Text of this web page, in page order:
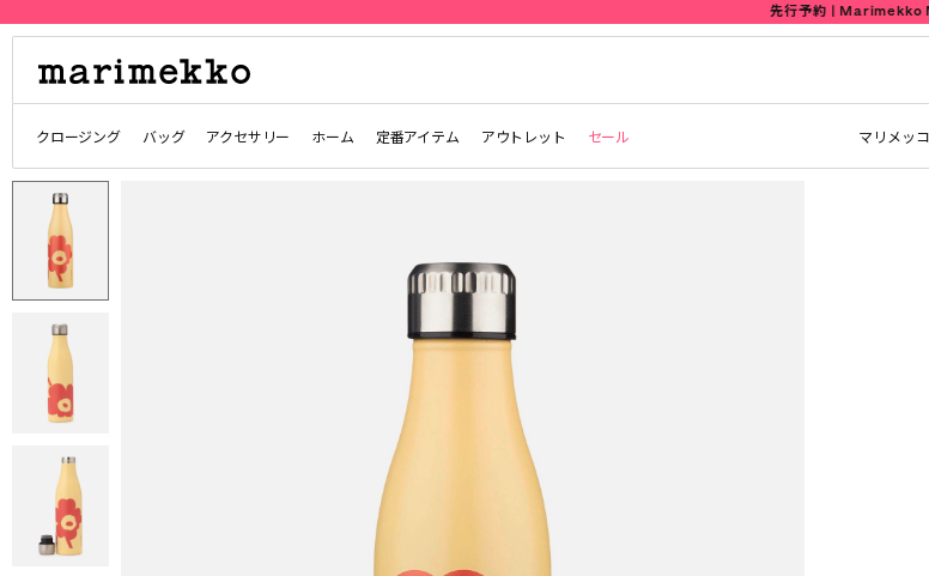
先行予約 | Marimekko Maridenim
クロージング バッグ アクセサリー ホーム 定番アイテム アウトレット セール マリメッ